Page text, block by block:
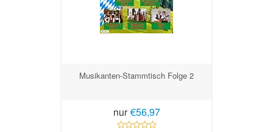
Musikanten-Stammtisch Folge 2
nur €56,97